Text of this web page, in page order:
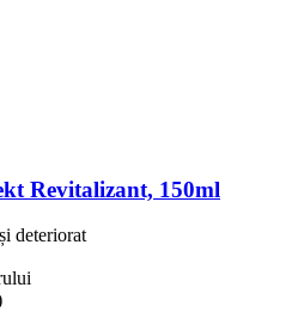
Revitalizant, 150ml
deteriorat